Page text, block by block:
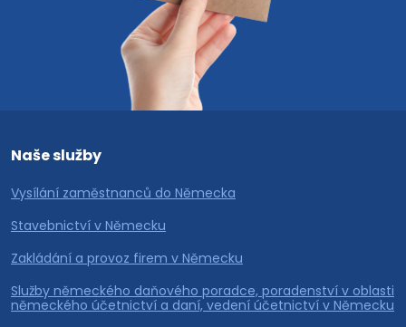
Naše služby
Vysílání zaměstnanců do Německa
Stavebnictví v Německu
Zakládání a provoz firem v Německu
Služby německého daňového poradce, poradenství v oblasti
německého účetnictví a daní, vedení účetnictví v Německu